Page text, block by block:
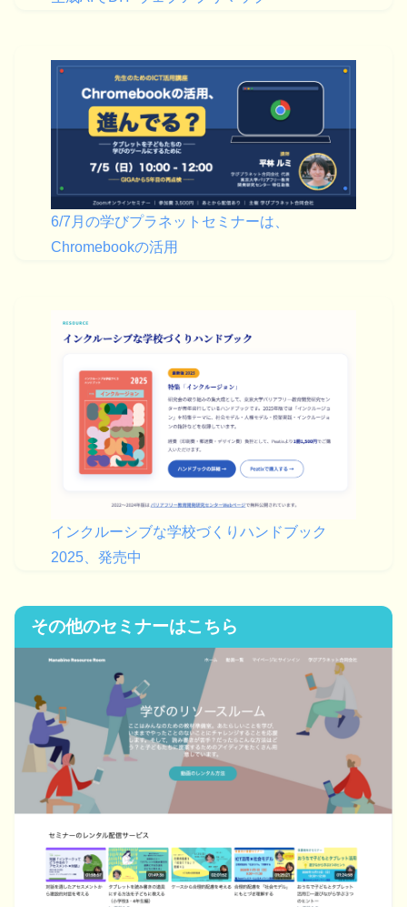
6/7月の学びプラネットセミナーは、
Chromebookの活用
インクルーシブな学校づくりハンドブック
2025、発売中
その他のセミナーはこちら